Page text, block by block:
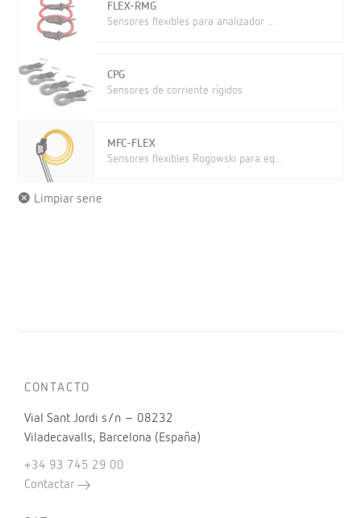
FLEX-RMG
Sensores flexibles para analizador ...
CPG
Sensores de corriente rígidos
MFC-FLEX
Sensores flexibles Rogowski para eq...
Limpiar serie
CONTACTO
Vial Sant Jordi s/n – 08232
Viladecavalls, Barcelona (España)
+34 93 745 29 00
Contactar